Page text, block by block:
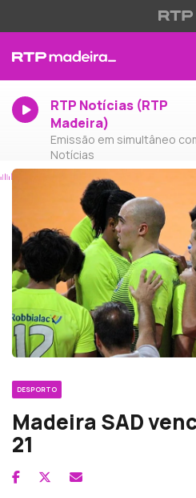
RTP Notícias (RTP
Madeira)
Emissão em simultâneo
Notícias
DESPORTO
Madeira SAD
21